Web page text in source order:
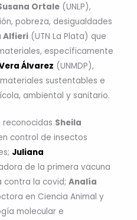
Ortale (UNLP),
pobreza, desigualdades
Alfieri (UTN La Plata) que
específicamente
Álvarez (UNMDP),
sustentables e
ambiental y sanitario.
reconocidas Sheila
control de insectos
Juliana
de la primera vacuna
contra la covid; Analía
en Ciencia Animal y
molecular e